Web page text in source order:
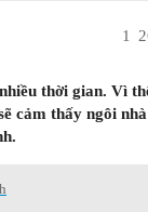
1
thời gian. Vì
cảm thấy ngôi